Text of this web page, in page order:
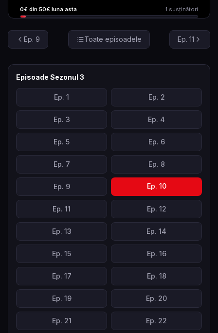
0€ din 50€ luna asta 1 susținători
Ep. 9 Toate episoadele Ep. 11
Episoade Sezonul 3
Ep. 1 Ep. 2
Ep. 3 Ep. 4
Ep. 5 Ep. 6
Ep. 7 Ep. 8
Ep. 9 Ep. 10
Ep. 11 Ep. 12
Ep. 13 Ep. 14
Ep. 15 Ep. 16
Ep. 17 Ep. 18
Ep. 19 Ep. 20
Ep. 21 Ep. 22